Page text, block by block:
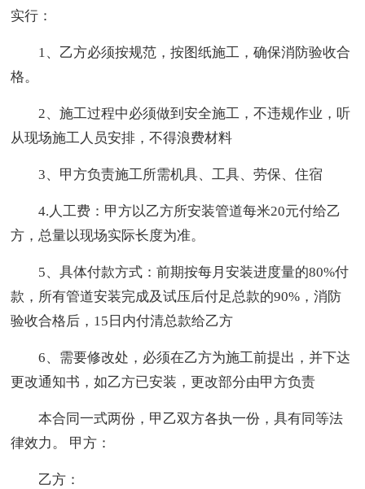
实行：
1、乙方必须按规范，按图纸施工，确保消防验收合
格。
2、施工过程中必须做到安全施工，不违规作业，听
从现场施工人员安排，不得浪费材料
3、甲方负责施工所需机具、工具、劳保、住宿
4.人工费：甲方以乙方所安装管道每米20元付给乙
方，总量以现场实际长度为准。
5、具体付款方式：前期按每月安装进度量的80%付
款，所有管道安装完成及试压后付足总款的90%，消防
验收合格后，15日内付清总款给乙方
6、需要修改处，必须在乙方为施工前提出，并下达
更改通知书，如乙方已安装，更改部分由甲方负责
本合同一式两份，甲乙双方各执一份，具有同等法
律效力。 甲方：
乙方：